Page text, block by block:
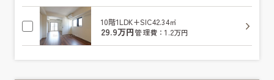
10階1LDK+SIC42.34㎡
29.9万円管理費：1.2万円